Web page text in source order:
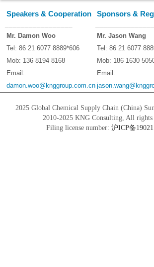
Speakers & Cooperation Sponsors &
Mr. Damon Woo
Tel: 86 21 6077 8889*606
Mob: 136 8194 8168
Email:
damon.woo@knggroup.com.cn
Mr. Jason Wang
Tel: 86 21 6077
Mob: 186 1630
Email:
2025 Global Chemical Supply Chain (China)
2010-2025 KNG Consulting, All rights
Filing license number: 沪ICP备